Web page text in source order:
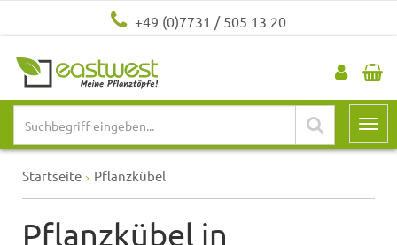
+49 (0)7731 / 505 13 20
Startseite Pflanzkübel
Pflanzkübel in